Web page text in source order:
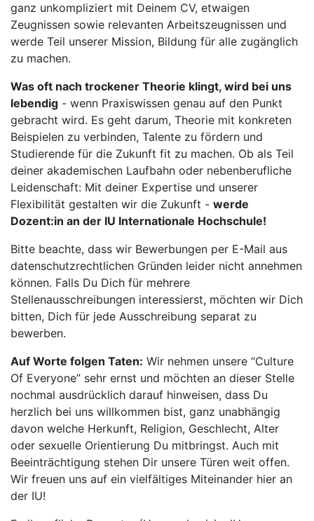
ganz unkompliziert mit Deinem CV, etwaigen
Zeugnissen sowie relevanten Arbeitszeugnissen und
werde Teil unserer Mission, Bildung für alle zugänglich
zu machen.
Was oft nach trockener Theorie klingt, wird bei uns
lebendig - wenn Praxiswissen genau auf den Punkt
gebracht wird. Es geht darum, Theorie mit konkreten
Beispielen zu verbinden, Talente zu fördern und
Studierende für die Zukunft fit zu machen. Ob als Teil
deiner akademischen Laufbahn oder nebenberufliche
Leidenschaft: Mit deiner Expertise und unserer
Flexibilität gestalten wir die Zukunft - werde
Dozent:in an der IU Internationale Hochschule!
Bitte beachte, dass wir Bewerbungen per E-Mail aus
datenschutzrechtlichen Gründen leider nicht annehmen
können. Falls Du Dich für mehrere
Stellenausschreibungen interessierst, möchten wir Dich
bitten, Dich für jede Ausschreibung separat zu
bewerben.
Auf Worte folgen Taten: Wir nehmen unsere “Culture
Of Everyone” sehr ernst und möchten an dieser Stelle
nochmal ausdrücklich darauf hinweisen, dass Du
herzlich bei uns willkommen bist, ganz unabhängig
davon welche Herkunft, Religion, Geschlecht, Alter
oder sexuelle Orientierung Du mitbringst. Auch mit
Beeinträchtigung stehen Dir unsere Türen weit offen.
Wir freuen uns auf ein vielfältiges Miteinander hier an
der IU!